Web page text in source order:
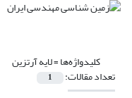
کلیدواژه‌ها =لایه آرتزین
تعداد مقالات: 1